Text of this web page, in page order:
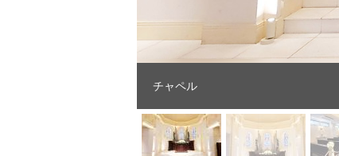
チャペル